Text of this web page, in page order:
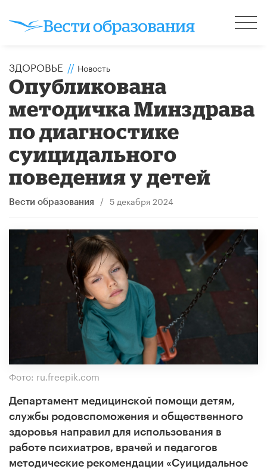
ЗДОРОВЬЕ // Новость
Опубликована
методичка Минздрава
по диагностике
суицидального
поведения у детей
Вести образования / 5 декабря 2024
Фото: ru.freepik.com
Департамент медицинской помощи детям,
службы родовспоможения и общественного
здоровья направил для использования в
работе психиатров, врачей и педагогов
методические рекомендации «Суицидальное